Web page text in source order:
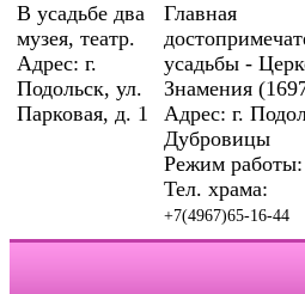
В усадьбе два
музея, театр.
Адрес: г.
Подольск, ул.
Парковая, д. 1
Главная
усадьбы -
Знамения
Адрес: г.
Дубровицы
Режим
Тел. храма:
+7(4967)65-16-44